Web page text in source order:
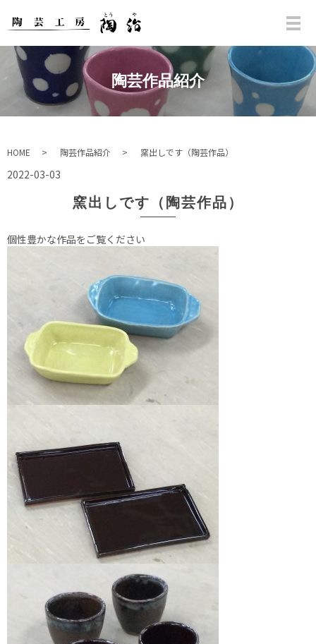
陶芸作品紹介
HOME 陶芸作品紹介 窯出しです（陶芸作品）
2022-03-03
窯出しです（陶芸作品）
個性豊かな作品をご覧ください